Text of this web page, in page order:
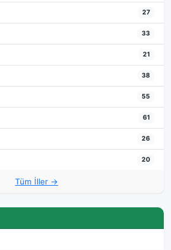
27
33
21
38
55
61
26
20
Tüm İller →